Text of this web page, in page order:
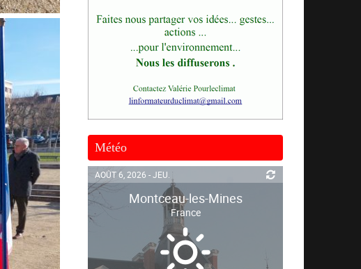
Météo
AOÛT 6, 2026 - JEU.
Montceau-les-Mines
France